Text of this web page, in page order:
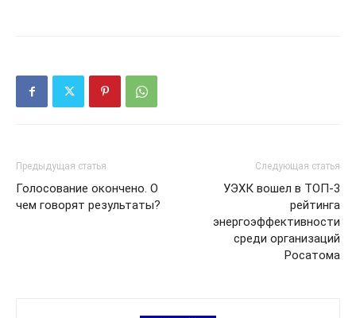
Предыдущая статья
Голосование окончено. О
чем говорят результаты?
Следующая статья
УЭХК вошел в ТОП-3
рейтинга
энергоэффективности
среди организаций
Росатома